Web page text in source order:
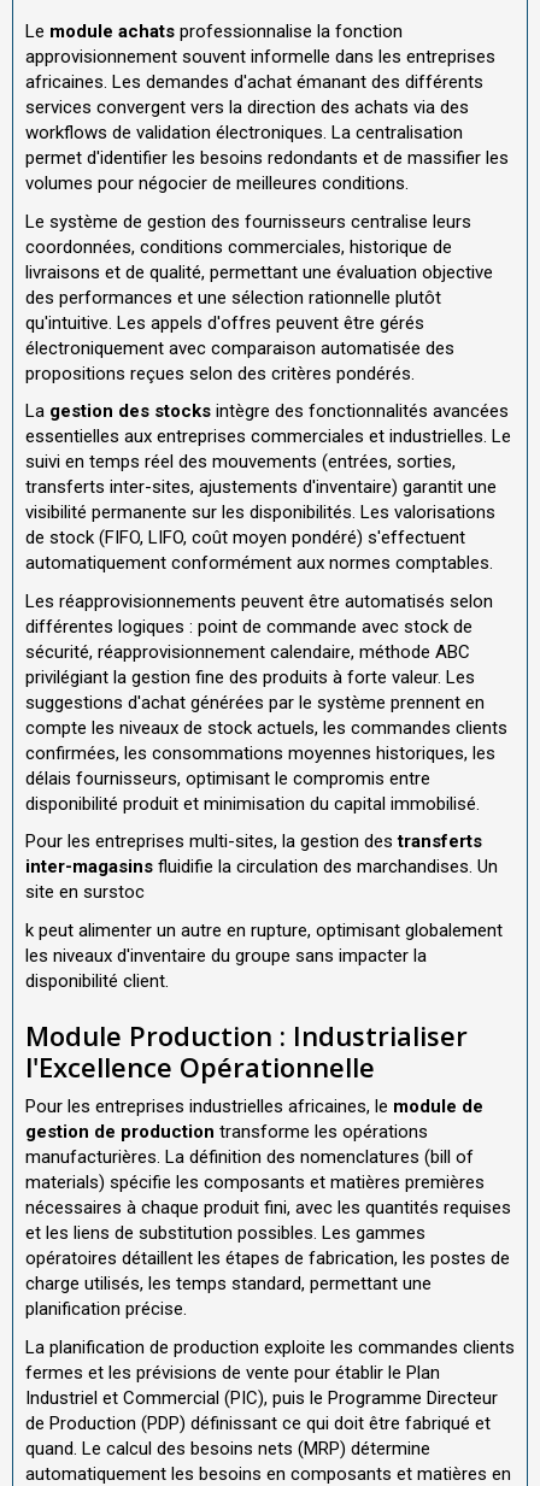
Le module achats professionnalise la fonction
approvisionnement souvent informelle dans les entreprises
africaines. Les demandes d'achat émanant des différents
services convergent vers la direction des achats via des
workflows de validation électroniques. La centralisation
permet d'identifier les besoins redondants et de massifier les
volumes pour négocier de meilleures conditions.
Le système de gestion des fournisseurs centralise leurs
coordonnées, conditions commerciales, historique de
livraisons et de qualité, permettant une évaluation objective
des performances et une sélection rationnelle plutôt
qu'intuitive. Les appels d'offres peuvent être gérés
électroniquement avec comparaison automatisée des
propositions reçues selon des critères pondérés.
La gestion des stocks intègre des fonctionnalités avancées
essentielles aux entreprises commerciales et industrielles. Le
suivi en temps réel des mouvements (entrées, sorties,
transferts inter-sites, ajustements d'inventaire) garantit une
visibilité permanente sur les disponibilités. Les valorisations
de stock (FIFO, LIFO, coût moyen pondéré) s'effectuent
automatiquement conformément aux normes comptables.
Les réapprovisionnements peuvent être automatisés selon
différentes logiques : point de commande avec stock de
sécurité, réapprovisionnement calendaire, méthode ABC
privilégiant la gestion fine des produits à forte valeur. Les
suggestions d'achat générées par le système prennent en
compte les niveaux de stock actuels, les commandes clients
confirmées, les consommations moyennes historiques, les
délais fournisseurs, optimisant le compromis entre
disponibilité produit et minimisation du capital immobilisé.
Pour les entreprises multi-sites, la gestion destransferts
inter-magasins fluidifie la circulation des marchandises. Un
site en surstoc
k peut alimenter un autre en rupture, optimisant globalement
les niveaux d'inventaire du groupe sans impacter la
disponibilité client.
Module Production : Industrialiser
l'Excellence Opérationnelle
Pour les entreprises industrielles africaines, le module de
gestion de production transforme les opérations
manufacturières. La définition des nomenclatures (bill of
materials) spécifie les composants et matières premières
nécessaires à chaque produit fini, avec les quantités requises
et les liens de substitution possibles. Les gammes
opératoires détaillent les étapes de fabrication, les postes de
charge utilisés, les temps standard, permettant une
planification précise.
La planification de production exploite les commandes clients
fermes et les prévisions de vente pour établir le Plan
Industriel et Commercial (PIC), puis le Programme Directeur
de Production (PDP) définissant ce qui doit être fabriqué et
quand. Le calcul des besoins nets (MRP) détermine
automatiquement les besoins en composants et matières en